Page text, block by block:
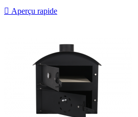
 Aperçu rapide